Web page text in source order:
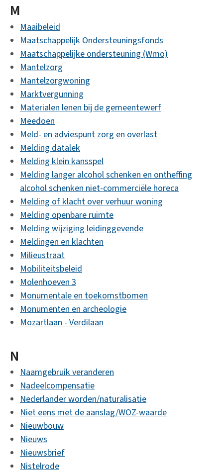
M
Maaibeleid
Maatschappelijk Ondersteuningsfonds
Maatschappelijke ondersteuning (Wmo)
Mantelzorg
Mantelzorgwoning
Marktvergunning
Materialen lenen bij de gemeentewerf
Meedoen
Meld- en adviespunt zorg en overlast
Melding datalek
Melding klein kansspel
Melding langer alcohol schenken en ontheffing
alcohol schenken niet-commerciële horeca
Melding of klacht over verhuur woning
Melding openbare ruimte
Melding wijziging leidinggevende
Meldingen en klachten
Milieustraat
Mobiliteitsbeleid
Molenhoeven 3
Monumentale en toekomstbomen
Monumenten en archeologie
Mozartlaan - Verdilaan
N
Naamgebruik veranderen
Nadeelcompensatie
Nederlander worden/naturalisatie
Niet eens met de aanslag/WOZ-waarde
Nieuwbouw
Nieuws
Nieuwsbrief
Nistelrode